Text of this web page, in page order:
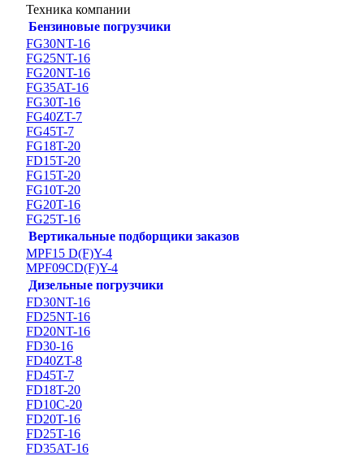
Техника компании
Бензиновые погрузчики
FG30NT-16
FG25NT-16
FG20NT-16
FG35AT-16
FG30T-16
FG40ZT-7
FG45T-7
FG18T-20
FD15T-20
FG15T-20
FG10T-20
FG20T-16
FG25T-16
Вертикальные подборщики заказов
MPF15 D(F)Y-4
MPF09CD(F)Y-4
Дизельные погрузчики
FD30NT-16
FD25NT-16
FD20NT-16
FD30-16
FD40ZT-8
FD45T-7
FD18T-20
FD10C-20
FD20T-16
FD25T-16
FD35AT-16